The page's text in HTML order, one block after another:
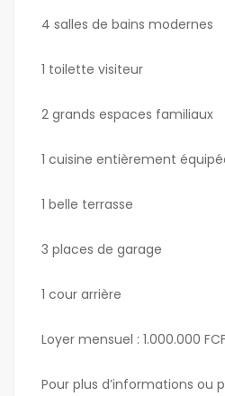
4 salles de bains modernes
1 toilette visiteur
2 grands espaces familiaux
1 cuisine entièrement
1 belle terrasse
3 places de garage
1 cour arrière
Loyer mensuel : 1.000.000
Pour plus d’informations ou